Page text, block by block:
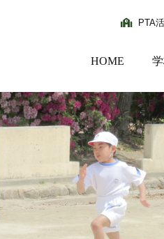
PTA
HOME